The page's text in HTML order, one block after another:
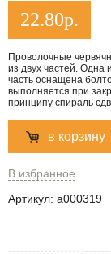
22.80р.
Проволочные
из двух частей. Одна
часть оснащена
выполняется при
принципу спираль
в корзину
В избранное
Артикул: a000319